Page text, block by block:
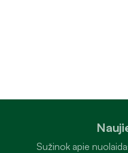
Sužinok apie